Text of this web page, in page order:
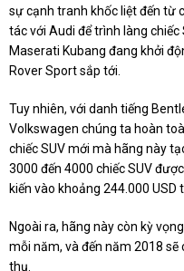
sự cạnh tranh khốc liệt đến từ
tác với Audi để trình làng chiếc
Maserati Kubang đang khởi
Rover Sport sắp tới.
Tuy nhiên, với danh tiếng
Volkswagen chúng ta hoàn
chiếc SUV mới mà hãng này
3000 đến 4000 chiếc SUV
kiến vào khoảng 244.000 USD
Ngoài ra, hãng này còn kỳ
mỗi năm, và đến năm 2018 sẽ
thụ.